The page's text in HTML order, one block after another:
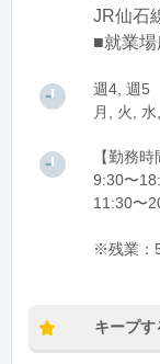
JR仙石
■就業
週4, 週5
月, 火,
【勤務
9:30〜
11:30〜
※残業：
キープす